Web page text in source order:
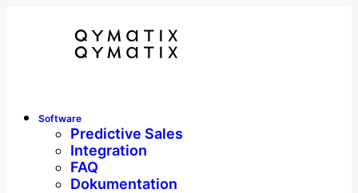
Software
Predictive Sales
Integration
FAQ
Dokumentation